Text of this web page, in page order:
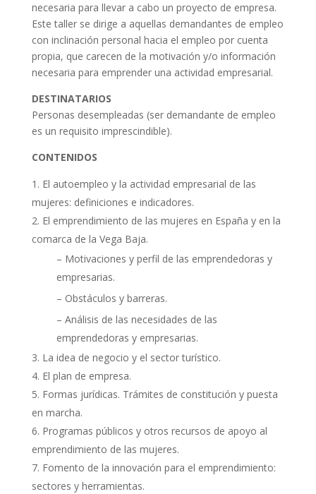
necesaria para llevar a cabo un proyecto de empresa.
Este taller se dirige a aquellas demandantes de empleo
con inclinación personal hacia el empleo por cuenta
propia, que carecen de la motivación y/o información
necesaria para emprender una actividad empresarial.
DESTINATARIOS
Personas desempleadas (ser demandante de empleo
es un requisito imprescindible).
CONTENIDOS
El autoempleo y la actividad empresarial de las
mujeres: definiciones e indicadores.
El emprendimiento de las mujeres en España y en la
comarca de la Vega Baja.
– Motivaciones y perfil de las emprendedoras y
empresarias.
– Obstáculos y barreras.
– Análisis de las necesidades de las
emprendedoras y empresarias.
La idea de negocio y el sector turístico.
El plan de empresa.
Formas jurídicas. Trámites de constitución y puesta
en marcha.
Programas públicos y otros recursos de apoyo al
emprendimiento de las mujeres.
Fomento de la innovación para el emprendimiento:
sectores y herramientas.